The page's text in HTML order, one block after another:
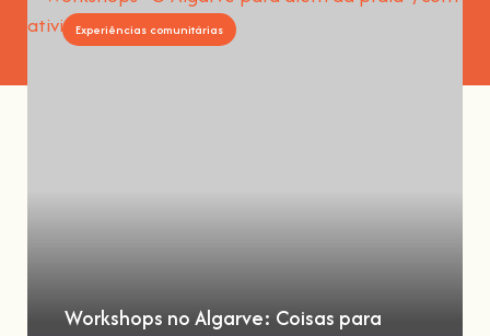
Experiências comunitárias
Workshops no Algarve: Coisas para